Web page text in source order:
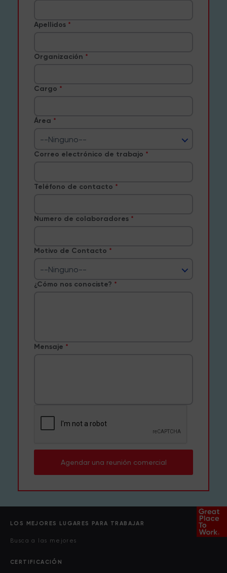
Apellidos
Organización
Cargo
Área
--Ninguno--
Correo electrónico de trabajo
Teléfono de contacto
Numero de colaboradores
Motivo de Contacto
--Ninguno--
¿Cómo nos conociste?
Mensaje
Agendar una reunión comercial
LOS MEJORES LUGARES PARA TRABAJAR
Busca a las mejores
CERTIFICACIÓN